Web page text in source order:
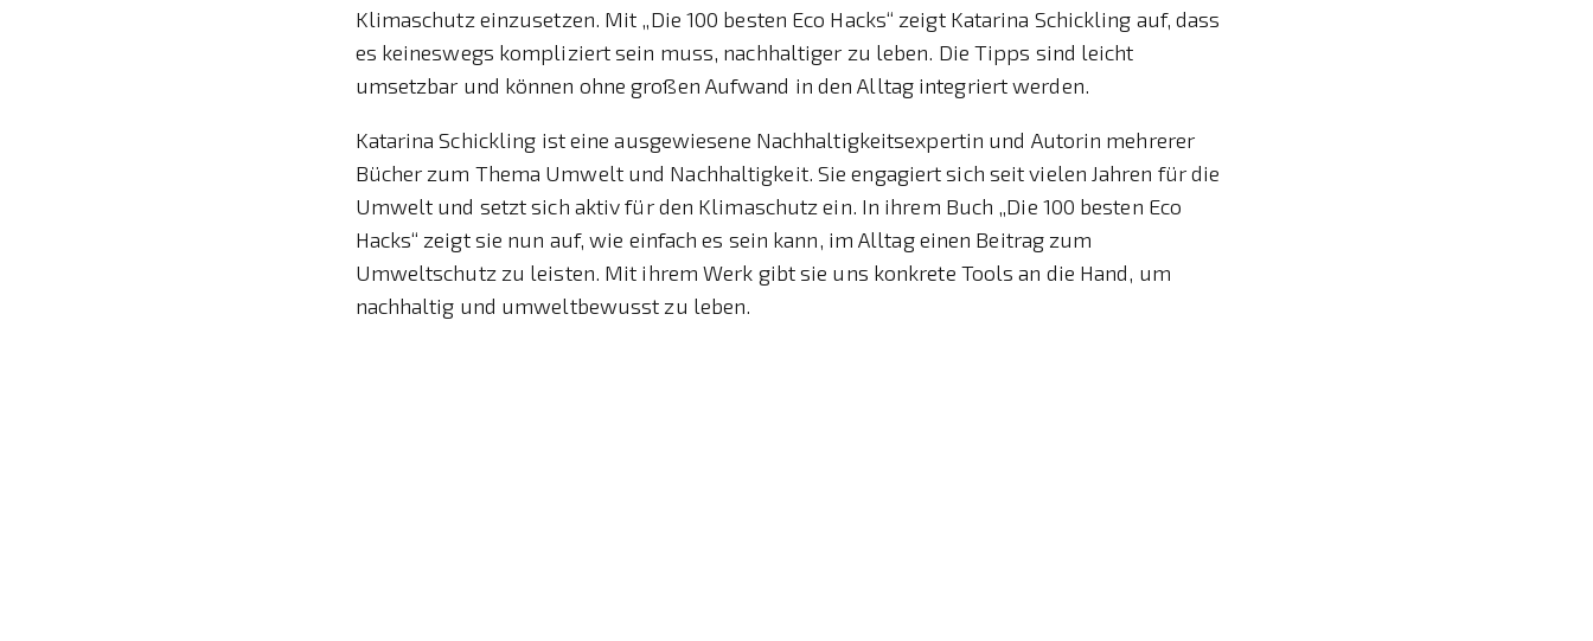
Klimaschutz einzusetzen. Mit „Die 100 besten Eco Hacks“ zeigt Katarina Schickling auf, dass
es keineswegs kompliziert sein muss, nachhaltiger zu leben. Die Tipps sind leicht
umsetzbar und können ohne großen Aufwand in den Alltag integriert werden.
Katarina Schickling ist eine ausgewiesene Nachhaltigkeitsexpertin und Autorin mehrerer
Bücher zum Thema Umwelt und Nachhaltigkeit. Sie engagiert sich seit vielen Jahren für die
Umwelt und setzt sich aktiv für den Klimaschutz ein. In ihrem Buch „Die 100 besten Eco
Hacks“ zeigt sie nun auf, wie einfach es sein kann, im Alltag einen Beitrag zum
Umweltschutz zu leisten. Mit ihrem Werk gibt sie uns konkrete Tools an die Hand, um
nachhaltig und umweltbewusst zu leben.